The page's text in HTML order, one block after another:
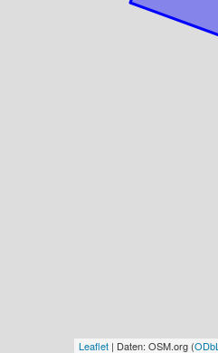
Leaflet | Daten: OSM.org (ODbL